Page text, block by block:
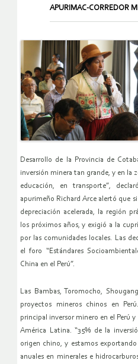
APURIMAC-CORREDOR
Desarrollo de la Provincia de
inversión minera tan grande, y en la
educación, en transporte”,
apurimeño Richard Arce alertó que
depreciación acelerada, la región
los próximos años, y exigió a la
por las comunidades locales. Las
el foro “Estándares
China en el Perú”.
Las Bambas, Toromocho,
proyectos mineros chinos en
principal inversor minero en el Perú
América Latina. “35% de la
origen chino, y estamos
anuales en minerales e